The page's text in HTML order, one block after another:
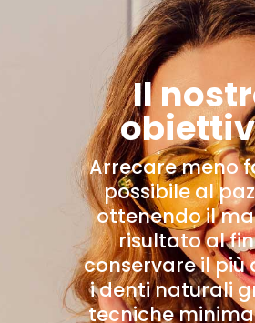
Il
Arrecare meno
possibile al
ottenendo il
risultato al
conservare il più
i denti naturali
tecniche